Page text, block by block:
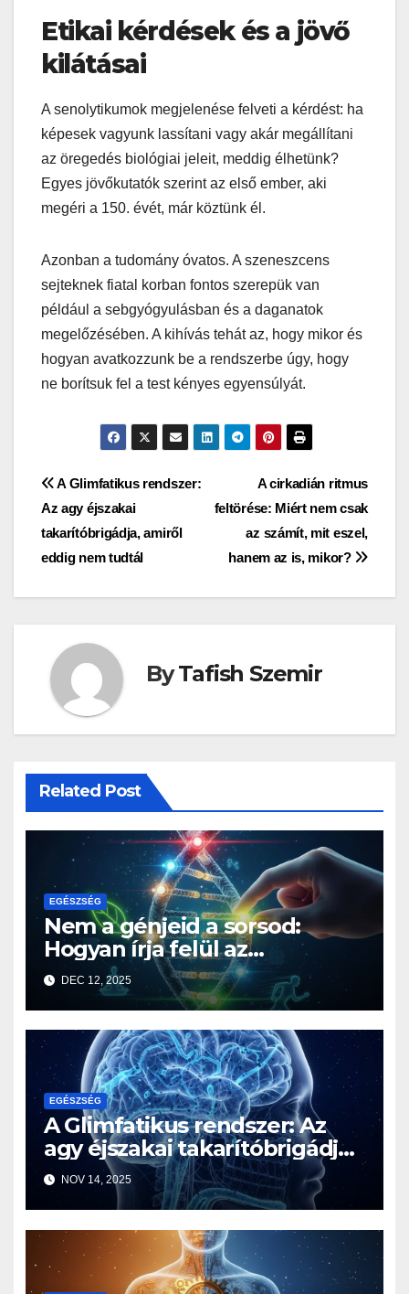
Etikai kérdések és a jövő
kilátásai
A senolytikumok megjelenése felveti a kérdést: ha
képesek vagyunk lassítani vagy akár megállítani
az öregedés biológiai jeleit, meddig élhetünk?
Egyes jövőkutatók szerint az első ember, aki
megéri a 150. évét, már köztünk él.
Azonban a tudomány óvatos. A szeneszcens
sejteknek fiatal korban fontos szerepük van
például a sebgyógyulásban és a daganatok
megelőzésében. A kihívás tehát az, hogy mikor és
hogyan avatkozzunk be a rendszerbe úgy, hogy
ne borítsuk fel a test kényes egyensúlyát.
Bejegyzés
navigáció
A cirkadián ritmus
feltörése: Miért nem csak
az számít, mit eszel,
hanem az is, mikor?
A Glimfatikus rendszer:
Az agy éjszakai
takarítóbrigádja, amiről
eddig nem tudtál
ByTafish Szemir
Related Post
EGÉSZSÉG
Nem a génjeid a sorsod:
Hogyan írja felül az
életmódod az örökségedet?
DEC 12, 2025
EGÉSZSÉG
A Glimfatikus rendszer: Az
agy éjszakai takarítóbrigádja,
amiről eddig nem tudtál
NOV 14, 2025